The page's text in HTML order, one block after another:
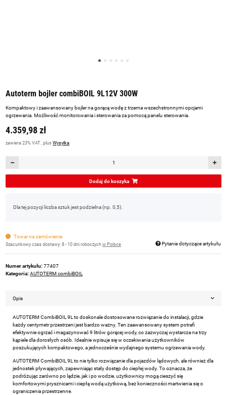
Autoterm bojler combiBOIL 9L12V 300W
Kompaktowy i zaawansowany bojler na gorącą wodę z trzema wszechstronnymi opcjami
ogrzewania. Możliwość monitorowania i sterowania za pomocą panelu sterowania.
4.359,98 zł
zawiera 23% VAT , plus Wysyłka
Dodaj do koszyka
Dla tej pozycji liczba sztuk jest podzielna (np. 0,5).
Towar na zamówienie
Szacunkowy czas dostawy: 8 - 10 dni roboczych w Polsce Pytanie dotyczące artykułu
Numer artykułu: 77407
Kategoria: AUTOTERM combiBOIL
Opis
AUTOTERM CombiBOIL 9L to doskonale dostosowane rozwiązanie do instalacji, gdzie
każdy centymetr przestrzeni jest bardzo ważny. Ten zaawansowany system potrafi
efektywnie ogrzać i magazynować 9 litrów gorącej wody, co zazwyczaj wystarcza na trzy
kąpiele dla dorosłych osób. Idealnie wpisuje się w oczekiwania użytkowników
poszukujących kompaktowego, a jednocześnie wydajnego systemu ogrzewania wody.
AUTOTERM CombiBOIL 9L to nie tylko rozwiązanie dla pojazdów lądowych, ale również dla
jednostek pływających, zapewniając stały dostęp do ciepłej wody. To oznacza, że
podróżując zarówno po lądzie, jak i po wodzie, użytkownicy mogą cieszyć się
komfortowymi prysznicami i ciepłą wodą użytkową, bez konieczności martwienia się o
ograniczenia przestrzenne.